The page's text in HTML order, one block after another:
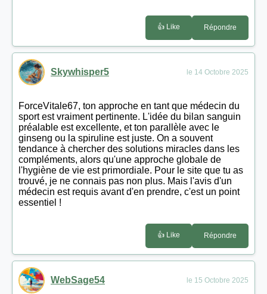
👍 Like Répondre
Skywhisper5 le 14 Octobre 2025
ForceVitale67, ton approche en tant que médecin du
sport est vraiment pertinente. L'idée du bilan sanguin
préalable est excellente, et ton parallèle avec le
ginseng ou la spiruline est juste. On a souvent
tendance à chercher des solutions miracles dans les
compléments, alors qu'une approche globale de
l'hygiène de vie est primordiale. Pour le site que tu as
trouvé, je ne connais pas non plus. Mais l'avis d'un
médecin est requis avant d'en prendre, c'est un point
essentiel !
👍 Like Répondre
WebSage54 le 15 Octobre 2025